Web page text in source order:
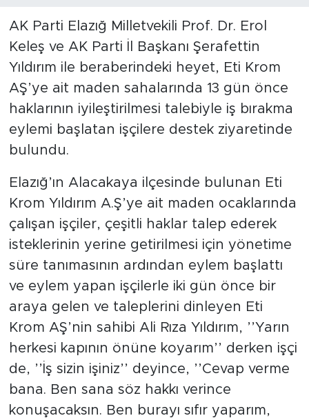
AK Parti Elazığ Milletvekili Prof. Dr. Erol
Keleş ve AK Parti İl Başkanı Şerafettin
Yıldırım ile beraberindeki heyet, Eti Krom
AŞ’ye ait maden sahalarında 13 gün önce
haklarının iyileştirilmesi talebiyle iş bırakma
eylemi başlatan işçilere destek ziyaretinde
bulundu.
Elazığ’ın Alacakaya ilçesinde bulunan Eti
Krom Yıldırım A.Ş’ye ait maden ocaklarında
çalışan işçiler, çeşitli haklar talep ederek
isteklerinin yerine getirilmesi için yönetime
süre tanımasının ardından eylem başlattı
ve eylem yapan işçilerle iki gün önce bir
araya gelen ve taleplerini dinleyen Eti
Krom AŞ’nin sahibi Ali Rıza Yıldırım, ’’Yarın
herkesi kapının önüne koyarım’’ derken işçi
de, ’’İş sizin işiniz’’ deyince, ’’Cevap verme
bana. Ben sana söz hakkı verince
konuşacaksın. Ben burayı sıfır yaparım,